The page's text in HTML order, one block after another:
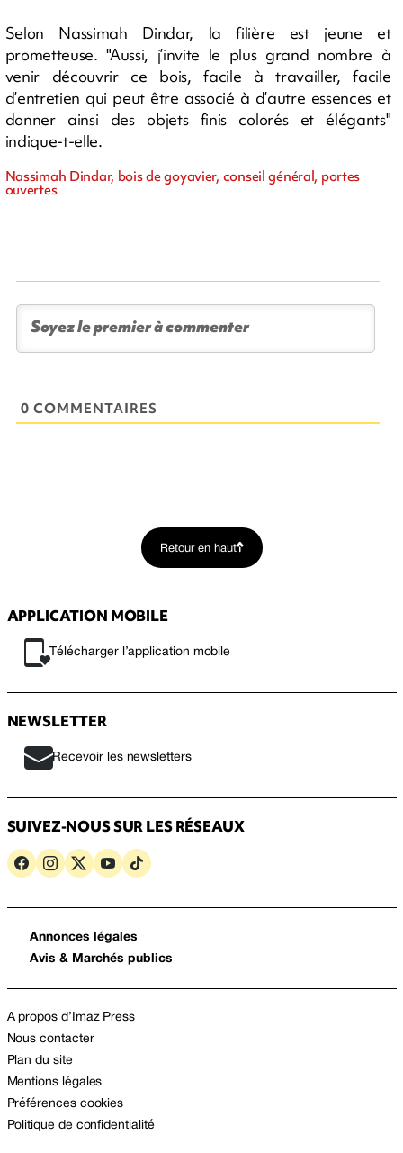
Selon Nassimah Dindar, la filière est jeune et
prometteuse. "Aussi, j’invite le plus grand nombre à
venir découvrir ce bois, facile à travailler, facile
d’entretien qui peut être associé à d’autre essences et
donner ainsi des objets finis colorés et élégants"
indique-t-elle.
Nassimah Dindar, bois de goyavier, conseil général, portes
ouvertes
0 COMMENTAIRES
Retour en haut
APPLICATION MOBILE
Télécharger l’application mobile
NEWSLETTER
Recevoir les newsletters
SUIVEZ-NOUS SUR LES RÉSEAUX
Annonces légales
Avis & Marchés publics
A propos d’Imaz Press
Nous contacter
Plan du site
Mentions légales
Préférences cookies
Politique de confidentialité